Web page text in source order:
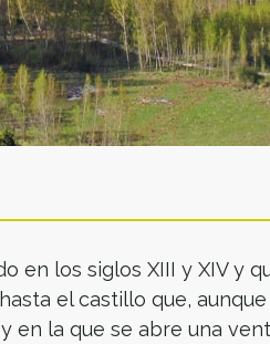
en los siglos XIII y XIV y
el castillo que,
en la que se abre una